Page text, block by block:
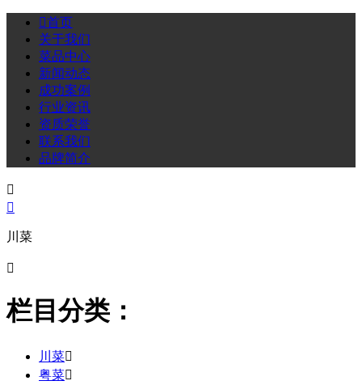
首页
关于我们
菜品中心
新闻动态
成功案例
行业资讯
资质荣誉
联系我们
品牌简介


川菜

栏目分类：
川菜
粤菜